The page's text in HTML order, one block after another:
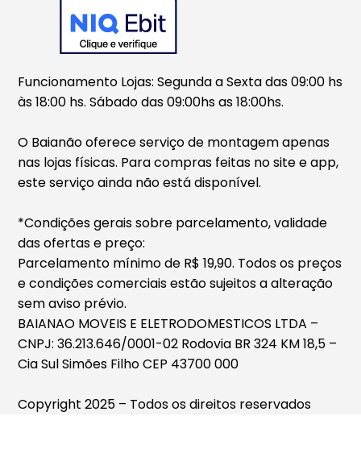
Funcionamento Lojas: Segunda a Sexta das 09:00 hs
às 18:00 hs. Sábado das 09:00hs as 18:00hs.
O Baianão oferece serviço de montagem apenas
nas lojas físicas. Para compras feitas no site e app,
este serviço ainda não está disponível.
*Condições gerais sobre parcelamento, validade
das ofertas e preço:
Parcelamento mínimo de R$ 19,90. Todos os preços
e condições comerciais estão sujeitos a alteração
sem aviso prévio.
BAIANAO MOVEIS E ELETRODOMESTICOS LTDA –
CNPJ: 36.213.646/0001-02 Rodovia BR 324 KM 18,5 –
Cia Sul Simões Filho CEP 43700 000
Copyright 2025 – Todos os direitos reservados